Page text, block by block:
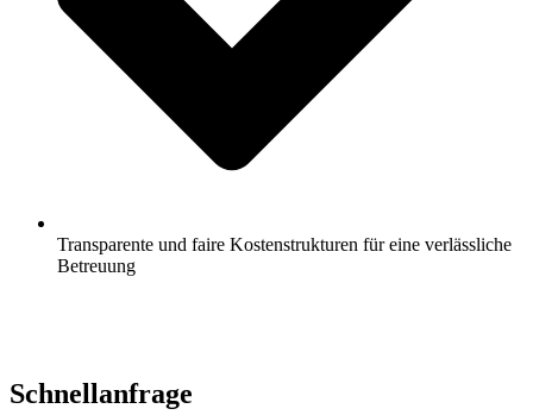
Transparente und faire Kostenstrukturen für eine verlässliche
Betreuung
Schnell­anfrage